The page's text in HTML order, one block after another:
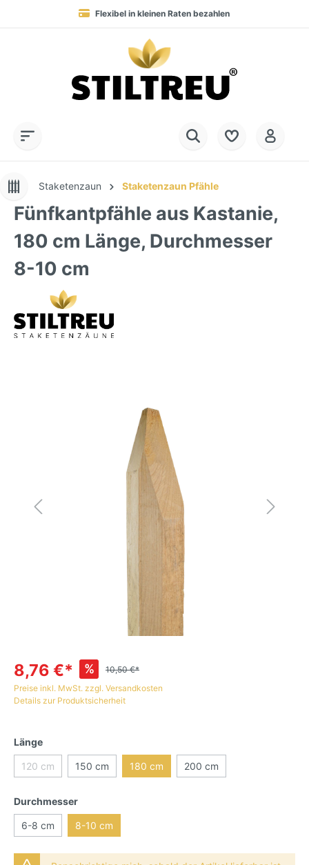
Flexibel in kleinen Raten bezahlen
Blitzversand in 1-3 Werktagen nach DE, AT & NL
+49 (0) 28 32 - 408 990 0
Dauerhaft hohe Warenverfügbarkeit
SSL-verschlüsselt online einkaufen
Staketenzaun Staketenzaun Pfähle
Fünfkantpfähle aus Kastanie,
180 cm Länge, Durchmesser
8-10 cm
8,76 €* %
10,50 €*
Preise inkl. MwSt. zzgl. Versandkosten
Details zur Produktsicherheit
Länge
120 cm 150 cm 180 cm 200 cm
Durchmesser
6-8 cm 8-10 cm